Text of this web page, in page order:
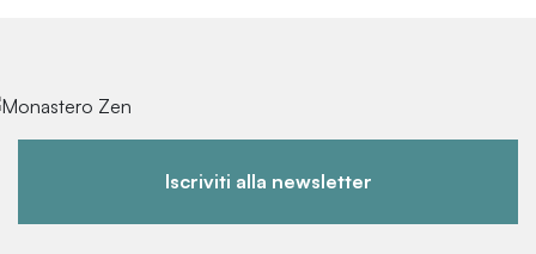
Iscriviti alla newsletter